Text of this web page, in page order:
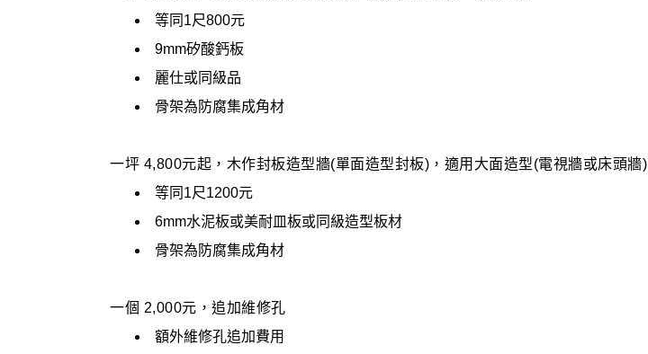
等同1尺800元
9mm矽酸鈣板
麗仕或同級品
骨架為防腐集成角材
一坪 4,800元起，木作封板造型牆(單面造型封板)，適用大面造型(電視牆或床頭牆)
等同1尺1200元
6mm水泥板或美耐皿板或同級造型板材
骨架為防腐集成角材
一個 2,000元，追加維修孔
額外維修孔追加費用